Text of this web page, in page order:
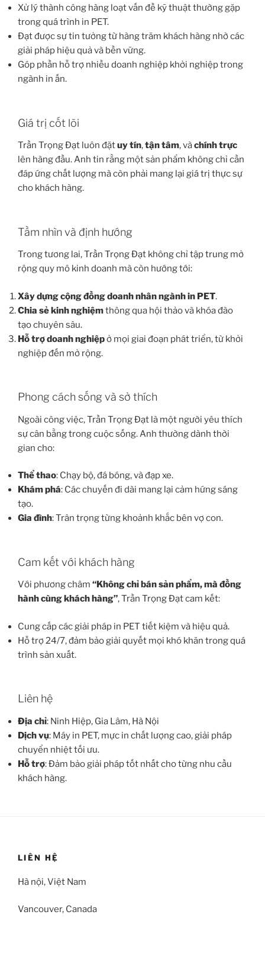
Xử lý thành công hàng loạt vấn đề kỹ thuật thường gặp
trong quá trình in PET.
Đạt được sự tin tưởng từ hàng trăm khách hàng nhờ các
giải pháp hiệu quả và bền vững.
Góp phần hỗ trợ nhiều doanh nghiệp khởi nghiệp trong
ngành in ấn.
Giá trị cốt lõi
Trần Trọng Đạt luôn đặtuy tín,tận tâm, vàchính trực
lên hàng đầu. Anh tin rằng một sản phẩm không chỉ cần
đáp ứng chất lượng mà còn phải mang lại giá trị thực sự
cho khách hàng.
Tầm nhìn và định hướng
Trong tương lai, Trần Trọng Đạt không chỉ tập trung mở
rộng quy mô kinh doanh mà còn hướng tới:
Xây dựng cộng đồng doanh nhân ngành in PET.
Chia sẻ kinh nghiệmthông qua hội thảo và khóa đào
tạo chuyên sâu.
Hỗ trợ doanh nghiệpở mọi giai đoạn phát triển, từ khởi
nghiệp đến mở rộng.
Phong cách sống và sở thích
Ngoài công việc, Trần Trọng Đạt là một người yêu thích
sự cân bằng trong cuộc sống. Anh thường dành thời
gian cho:
Thể thao: Chạy bộ, đá bóng, và đạp xe.
Khám phá: Các chuyến đi dài mang lại cảm hứng sáng
tạo.
Gia đình: Trân trọng từng khoảnh khắc bên vợ con.
Cam kết với khách hàng
Với phương châm “Không chỉ bán sản phẩm, mà đồng
hành cùng khách hàng”, Trần Trọng Đạt cam kết:
Cung cấp các giải pháp in PET tiết kiệm và hiệu quả.
Hỗ trợ 24/7, đảm bảo giải quyết mọi khó khăn trong quá
trình sản xuất.
Liên hệ
Địa chỉ: Ninh Hiệp, Gia Lâm, Hà Nội
Dịch vụ: Máy in PET, mực in chất lượng cao, giải pháp
chuyển nhiệt tối ưu.
Hỗ trợ: Đảm bảo giải pháp tốt nhất cho từng nhu cầu
khách hàng.
LIÊN HỆ
Hà nội, Việt Nam
Vancouver, Canada